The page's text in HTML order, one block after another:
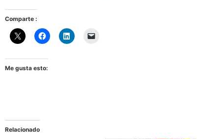
Comparte :
Me gusta esto:
Relacionado